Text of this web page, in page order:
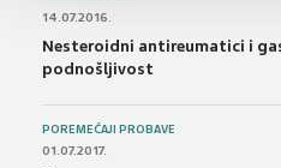
14.07.2016.
Nesteroidni antireumatici i
podnošljivost
POREMEĆAJI PROBAVE
01.07.2017.